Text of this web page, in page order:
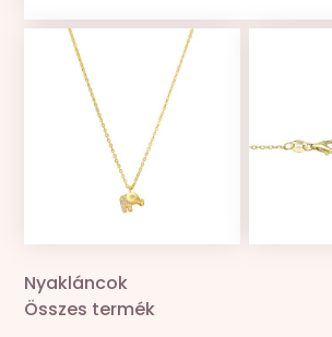
Összes termék
Zsinór csere
Nyakláncok
Összes termék